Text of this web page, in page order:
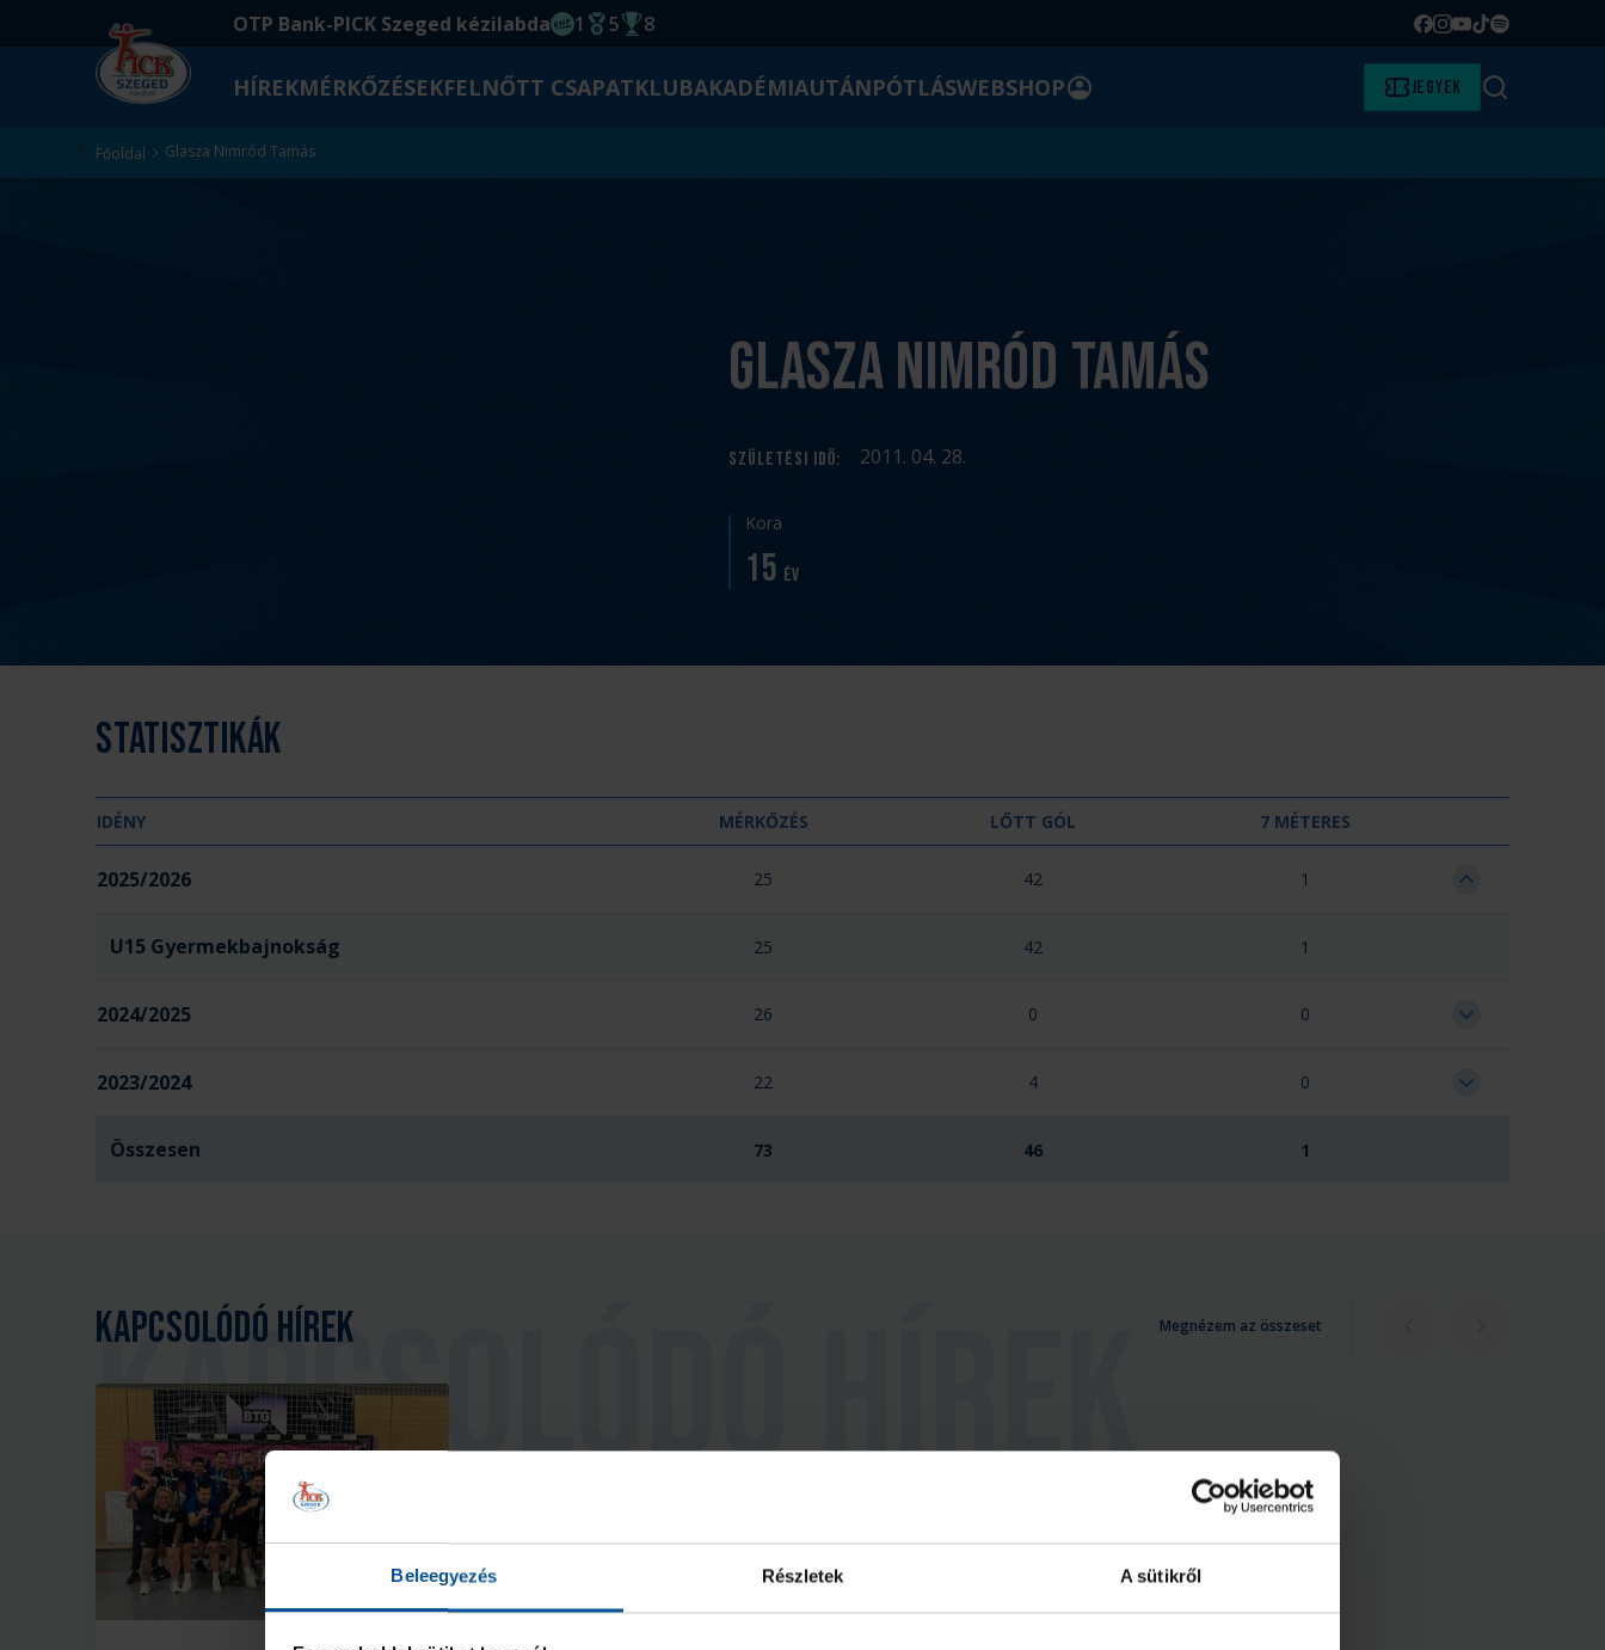
Beleegyezés Részletek A sütikről
OTP Bank-PICK Szeged kézilabda
EHF kupagyőzelem 2014
1
Magyar Bajnoki cím
5
Magyar-Kupa győzelem
8 Facebook
Instagram
YouTube
TikTok
Spotify
HÍREKMÉRKŐZÉSEKFELNŐTT CSAPATKLUBAKADÉMIAUTÁNPÓTLÁSWEBSHOPBELÉPÉS Jegyek Keresés
Főoldal Glasza Nimród Tamás
Glasza Nimród Tamás
SZÜLETÉSI IDŐ: 2011. 04. 28.
Kora
15 év
Statisztikák
IDÉNY MÉRKŐZÉS LŐTT GÓL 7 MÉTERES
2025/2026 25 42 1
U15 Gyermekbajnokság 25 42 1
2024/2025 26 0 0
2023/2024 22 4 0
Összesen 73 46 1
Kapcsolódó hírek Megnézem az összeset